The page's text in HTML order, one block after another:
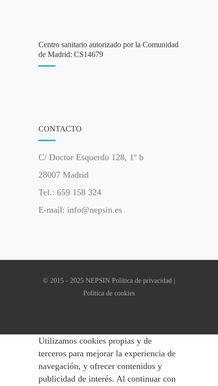
Centro sanitario autorizado por la Comunidad
de Madrid: CS14679
CONTACTO
C/ Doctor Esquerdo 128, 1º b
28007 Madrid
Tel.: 659 158 324
E-mail: info@nepsin.es
© 2015 - 2025 NEPSIN Política de privacidad
Política de cookies
Utilizamos cookies propias y de
terceros para mejorar la experiencia de
navegación, y ofrecer contenidos y
publicidad de interés. Al continuar con